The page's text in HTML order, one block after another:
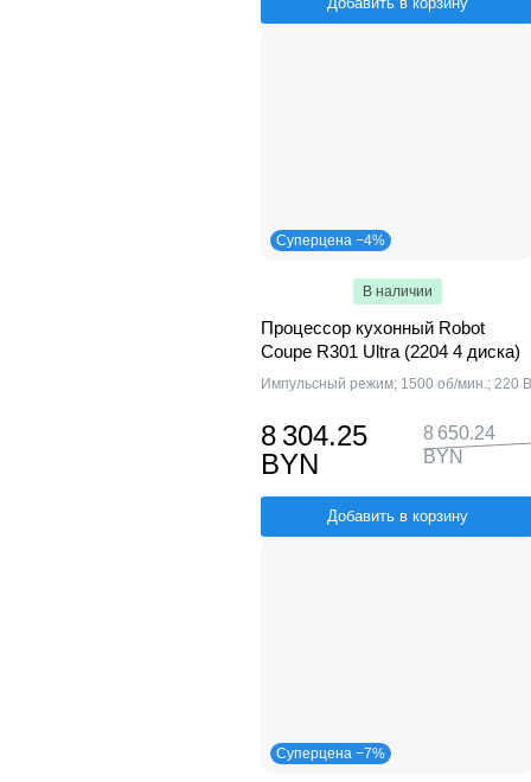
Суперцена −4%
В наличии
Процессор кухонный Robot
Coupe R301 Ultra (2204 4 диска)
Импульсный режим; 1500 об/мин.; 220 В
8 304.25
BYN
8 650.24
BYN
Добавить в корзину
Суперцена −7%